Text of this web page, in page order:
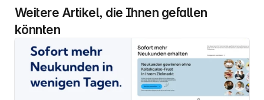
Weitere Artikel, die Ihnen gefallen
könnten